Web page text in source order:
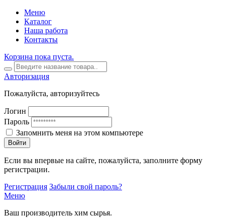
Меню
Каталог
Наша работа
Контакты
Корзина пока пуста.
Авторизация
Пожалуйста, авторизуйтесь
Логин
Пароль
Запомнить меня на этом компьютере
Войти
Если вы впервые на сайте, пожалуйста, заполните форму
регистрации.
Регистрация Забыли свой пароль?
Меню
Ваш производитель хим сырья.